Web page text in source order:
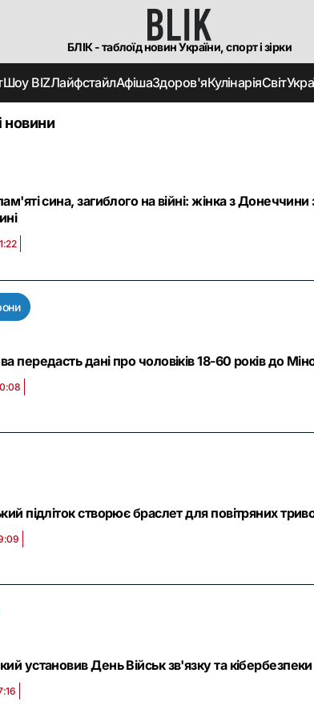
БЛІК - таблоїд новин України, спорт і зірки
Шоу BIZЛайфстайлАфішаЗдоров'яКулінаріяСвіт
новини
сина, загиблого на війні: жінка з
передасть дані про чоловіків 18-60 років до
підліток створює браслет для повітряних
установив День Військ зв'язку та